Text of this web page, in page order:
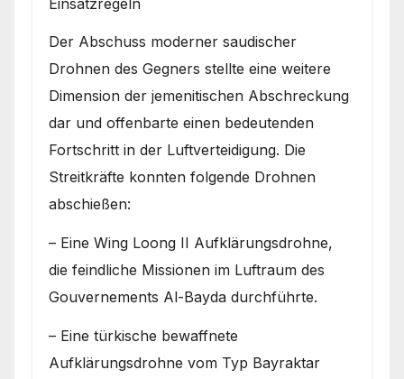
Der Abschuss moderner saudischer
Drohnen des Gegners stellte eine weitere
Dimension der jemenitischen Abschreckung
dar und offenbarte einen bedeutenden
Fortschritt in der Luftverteidigung. Die
Streitkräfte konnten folgende Drohnen
abschießen:
– Eine Wing Loong II Aufklärungsdrohne,
die feindliche Missionen im Luftraum des
Gouvernements Al-Bayda durchführte.
– Eine türkische bewaffnete
Aufklärungsdrohne vom Typ Bayraktar